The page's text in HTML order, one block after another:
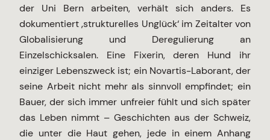
der Uni Bern arbeiten, verhält sich anders. Es
dokumentiert ‚strukturelles Unglück‘ im Zeitalter von
Globalisierung und Deregulierung an
Einzelschicksalen. Eine Fixerin, deren Hund ihr
einziger Lebenszweck ist; ein Novartis-Laborant, der
seine Arbeit nicht mehr als sinnvoll empfindet; ein
Bauer, der sich immer unfreier fühlt und sich später
das Leben nimmt – Geschichten aus der Schweiz,
die unter die Haut gehen, jede in einem Anhang